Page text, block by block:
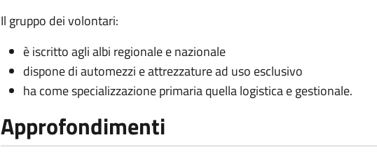
Il gruppo dei volontari:
è iscritto agli albi regionale e nazionale
dispone di automezzi e attrezzature ad uso esclusivo
ha come specializzazione primaria quella logistica e gestionale.
Approfondimenti